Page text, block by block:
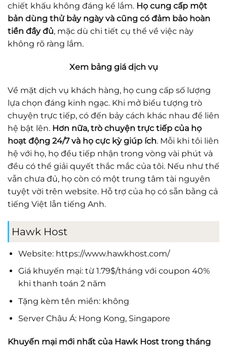
chiết khấu không đáng kể lắm. Họ cung cấp một
bản dùng thử bảy ngày và cũng có đảm bảo hoàn
tiền đầy đủ, mặc dù chi tiết cụ thể về việc này
không rõ ràng lắm.
Xem bảng giá dịch vụ
Về mặt dịch vụ khách hàng, họ cung cấp số lượng
lựa chọn đáng kinh ngạc. Khi mở biểu tượng trò
chuyện trực tiếp, có đến bảy cách khác nhau để liên
hệ bật lên. Hơn nữa, trò chuyện trực tiếp của họ
hoạt động 24/7 và họ cực kỳ giúp ích. Mỗi khi tôi liên
hệ với họ, họ đều tiếp nhận trong vòng vài phút và
đều có thể giải quyết thắc mắc của tôi. Nếu như thế
vẫn chưa đủ, họ còn có một trung tâm tài nguyên
tuyệt vời trên website. Hỗ trợ của họ có sẵn bằng cả
tiếng Việt lẫn tiếng Anh.
Hawk Host
Website: https://www.hawkhost.com/
Giá khuyến mại: từ 1.79$/tháng với coupon 40%
khi thanh toán 2 năm
Tặng kèm tên miền: không
Server Châu Á: Hong Kong, Singapore
Khuyến mại mới nhất của Hawk Host trong tháng